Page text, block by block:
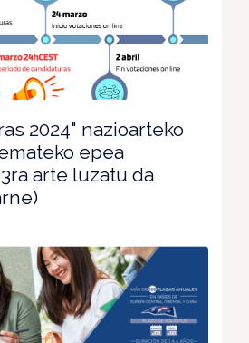
2024" nazioarteko
epea
arte luzatu da